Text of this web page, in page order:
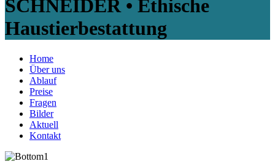
SCHNEIDER • Ethische
Haustierbestattung
Home
Über uns
Ablauf
Preise
Fragen
Bilder
Aktuell
Kontakt